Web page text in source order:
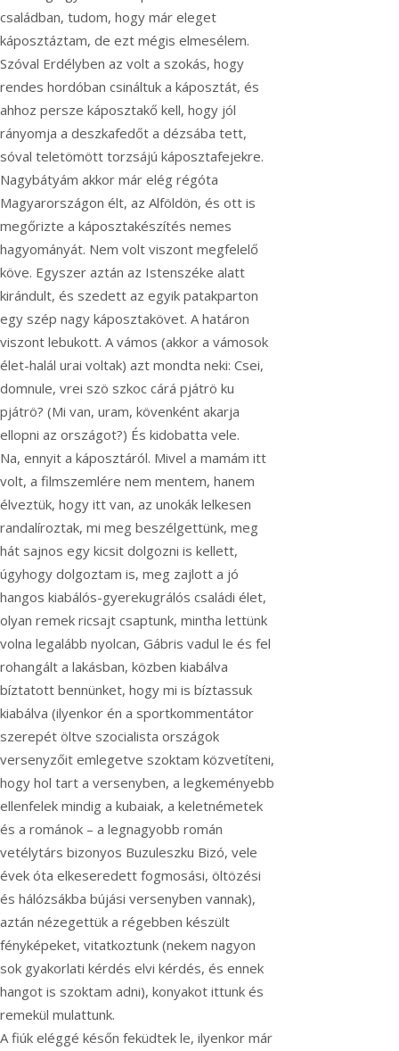
családban, tudom, hogy már eleget
káposztáztam, de ezt mégis elmesélem.
Szóval Erdélyben az volt a szokás, hogy
rendes hordóban csináltuk a káposztát, és
ahhoz persze káposztakő kell, hogy jól
rányomja a deszkafedőt a dézsába tett,
sóval teletömött torzsájú káposztafejekre.
Nagybátyám akkor már elég régóta
Magyarországon élt, az Alföldön, és ott is
megőrizte a káposztakészítés nemes
hagyományát. Nem volt viszont megfelelő
köve. Egyszer aztán az Istenszéke alatt
kirándult, és szedett az egyik patakparton
egy szép nagy káposztakövet. A határon
viszont lebukott. A vámos (akkor a vámosok
élet-halál urai voltak) azt mondta neki: Csei,
domnule, vrei szö szkoc cárá pjátrö ku
pjátrö? (Mi van, uram, kövenként akarja
ellopni az országot?) És kidobatta vele.
Na, ennyit a káposztáról. Mivel a mamám itt
volt, a filmszemlére nem mentem, hanem
élveztük, hogy itt van, az unokák lelkesen
randalíroztak, mi meg beszélgettünk, meg
hát sajnos egy kicsit dolgozni is kellett,
úgyhogy dolgoztam is, meg zajlott a jó
hangos kiabálós-gyerekugrálós családi élet,
olyan remek ricsajt csaptunk, mintha lettünk
volna legalább nyolcan, Gábris vadul le és fel
rohangált a lakásban, közben kiabálva
bíztatott bennünket, hogy mi is bíztassuk
kiabálva (ilyenkor én a sportkommentátor
szerepét öltve szocialista országok
versenyzőit emlegetve szoktam közvetíteni,
hogy hol tart a versenyben, a legkeményebb
ellenfelek mindig a kubaiak, a keletnémetek
és a románok – a legnagyobb román
vetélytárs bizonyos Buzuleszku Bizó, vele
évek óta elkeseredett fogmosási, öltözési
és hálózsákba bújási versenyben vannak),
aztán nézegettük a régebben készült
fényképeket, vitatkoztunk (nekem nagyon
sok gyakorlati kérdés elvi kérdés, és ennek
hangot is szoktam adni), konyakot ittunk és
remekül mulattunk.
A fiúk eléggé későn feküdtek le, ilyenkor már